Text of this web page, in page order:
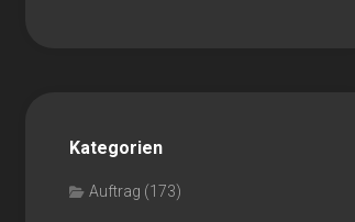
Kategorien
Auftrag (173)